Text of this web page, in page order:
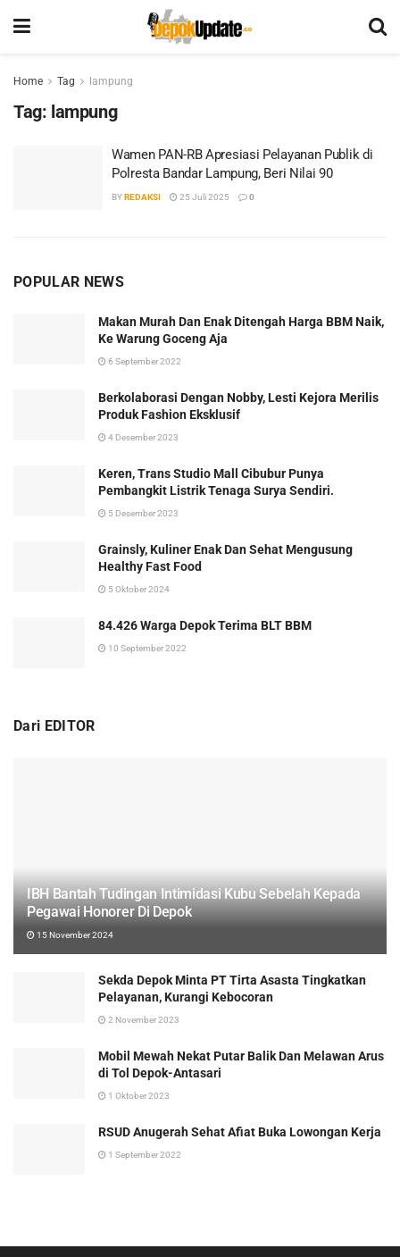
Home Tag lampung
Tag: lampung
Wamen PAN-RB Apresiasi Pelayanan Publik di
Polresta Bandar Lampung, Beri Nilai 90
BYREDAKSI 25 Juli 2025 0
POPULAR NEWS
Makan Murah Dan Enak Ditengah Harga BBM Naik,
Ke Warung Goceng Aja
6 September 2022
Berkolaborasi Dengan Nobby, Lesti Kejora Merilis
Produk Fashion Eksklusif
4 Desember 2023
Keren, Trans Studio Mall Cibubur Punya
Pembangkit Listrik Tenaga Surya Sendiri.
5 Desember 2023
Grainsly, Kuliner Enak Dan Sehat Mengusung
Healthy Fast Food
5 Oktober 2024
84.426 Warga Depok Terima BLT BBM
10 September 2022
Dari EDITOR
IBH Bantah Tudingan Intimidasi Kubu Sebelah Kepada
Pegawai Honorer Di Depok
15 November 2024
Sekda Depok Minta PT Tirta Asasta Tingkatkan
Pelayanan, Kurangi Kebocoran
2 November 2023
Mobil Mewah Nekat Putar Balik Dan Melawan Arus
di Tol Depok-Antasari
1 Oktober 2023
RSUD Anugerah Sehat Afiat Buka Lowongan Kerja
1 September 2022